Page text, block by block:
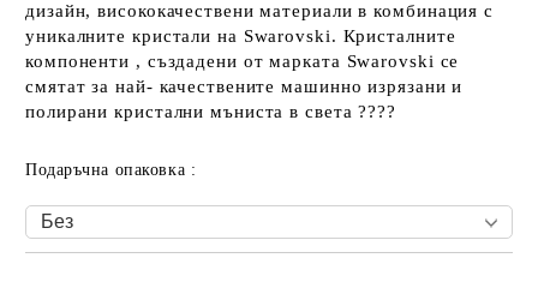
дизайн, висококачествени материали в комбинация с
уникалните кристали на Swarovski. Кристалните
компоненти , създадени от марката Swarovski се
смятат за най- качествените машинно изрязани и
полирани кристални мъниста в света ????
Подаръчна опаковка :